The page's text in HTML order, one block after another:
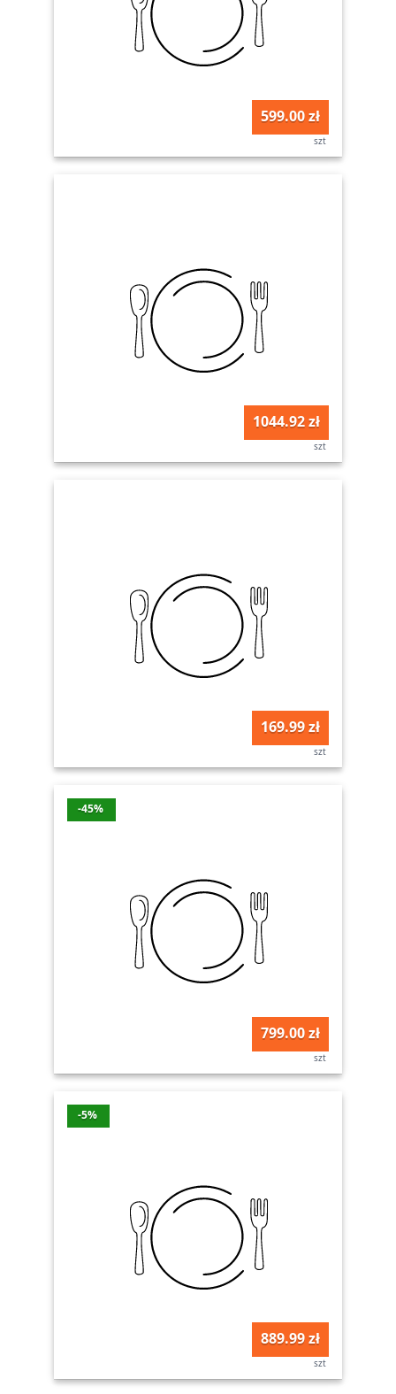
599.00 zł
szt
1044.92 zł
szt
169.99 zł
szt
-45%
799.00 zł
szt
-5%
889.99 zł
szt